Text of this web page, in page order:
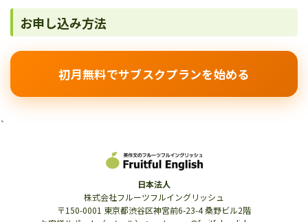
お申し込み方法
初月無料でサブスクプランを始める
`
日本法人
株式会社フルーツフルイングリッシュ
〒150-0001 東京都渋谷区神宮前6-23-4 桑野ビル2階